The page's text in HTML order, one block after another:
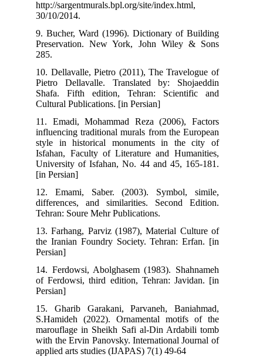
http://sargentmurals.bpl.org/site/index.html,
30/10/2014.
9. Bucher, Ward (1996). Dictionary of Building
Preservation. New York, John Wiley & Sons
10. Dellavalle, Pietro (2011), The Travelogue of
Pietro Dellavalle. Translated by: Shojaeddin
Shafa. Fifth edition, Tehran: Scientific and
Cultural Publications. [in Persian]
11. Emadi, Mohammad Reza (2006), Factors
influencing traditional murals from the European
style in historical monuments in the city of
Isfahan, Faculty of Literature and Humanities,
University of Isfahan, No. 44 and 45, 165-181.
[in Persian]
12. Emami, Saber. (2003). Symbol, simile,
differences, and similarities. Second Edition.
Tehran: Soure Mehr Publications.
13. Farhang, Parviz (1987), Material Culture of
the Iranian Foundry Society. Tehran: Erfan. [in
14. Ferdowsi, Abolghasem (1983). Shahnameh
of Ferdowsi, third edition, Tehran: Javidan. [in
15. Gharib Garakani, Parvaneh, Baniahmad,
S.Hamideh (2022). Ornamental motifs of the
marouflage in Sheikh Safi al-Din Ardabili tomb
with the Ervin Panovsky. International Journal of
applied arts studies (IJAPAS) 7(1) 49-64